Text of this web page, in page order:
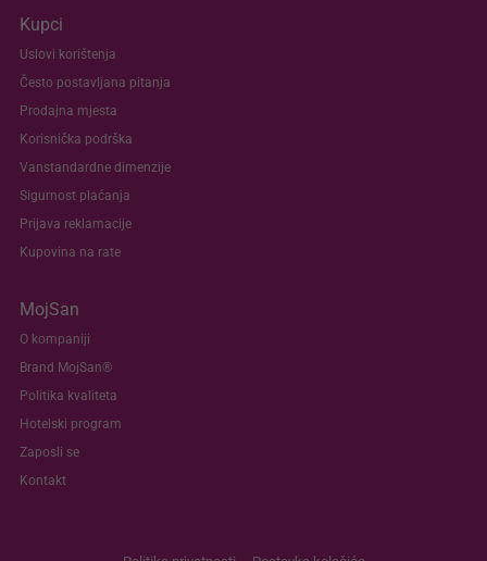
Kupci
Uslovi korištenja
Često postavljana pitanja
Prodajna mjesta
Korisnička podrška
Vanstandardne dimenzije
Sigurnost plaćanja
Prijava reklamacije
Kupovina na rate
MojSan
O kompaniji
Brand MojSan®
Politika kvaliteta
Hotelski program
Zaposli se
Kontakt